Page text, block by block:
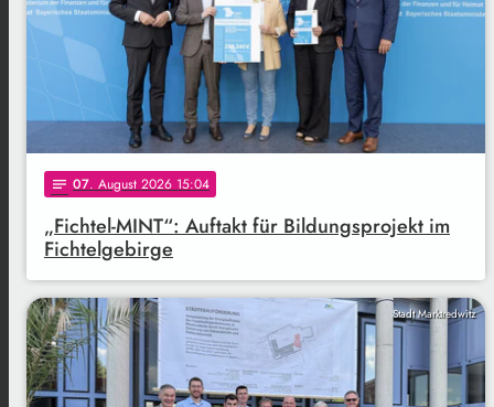
notes 07. August 2026 15:04
„Fichtel-MINT“: Auftakt für Bildungsprojekt im
Fichtelgebirge
Stadt Marktredwitz